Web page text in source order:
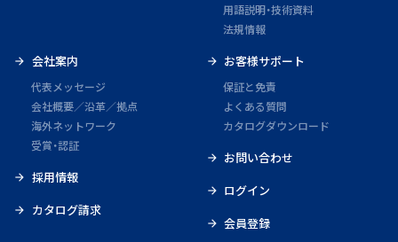
用語説明・技術資料
法規情報
会社案内
代表メッセージ
会社概要／沿革／拠点
海外ネットワーク
受賞・認証
採用情報
カタログ請求
お客様サポート
保証と免責
よくある質問
カタログダウンロード
お問い合わせ
ログイン
会員登録